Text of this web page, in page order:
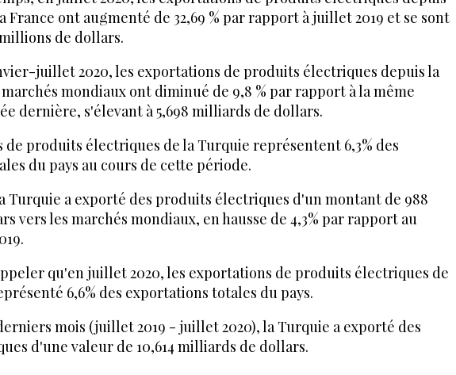
France ont augmenté de 32,69 % par rapport à juillet 2019 et se sont
millions de dollars.
juillet 2020, les exportations de produits électriques depuis la
mondiaux ont diminué de 9,8 % par rapport à la même
dernière, s'élevant à 5,698 milliards de dollars.
de produits électriques de la Turquie représentent 6,3% des
du pays au cours de cette période.
Turquie a exporté des produits électriques d'un montant de 988
vers les marchés mondiaux, en hausse de 4,3% par rapport au
qu'en juillet 2020, les exportations de produits électriques de
6,6% des exportations totales du pays.
mois (juillet 2019 - juillet 2020), la Turquie a exporté des
d'une valeur de 10,614 milliards de dollars.